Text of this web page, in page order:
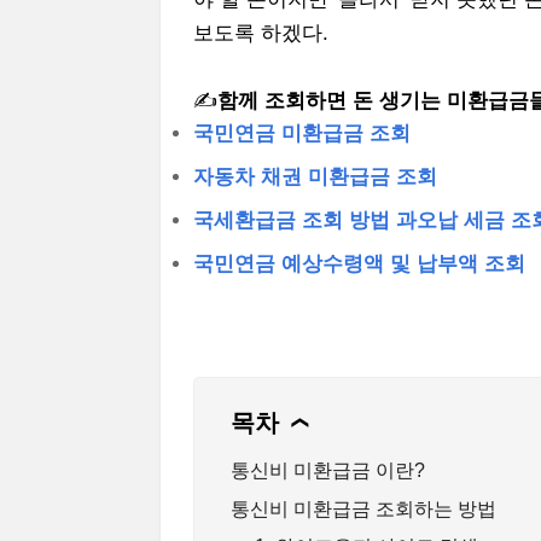
보도록 하겠다.
✍️함께 조회하면 돈 생기는 미환급금
국민연금 미환급금 조회
자동차 채권 미환급금 조회
국세환급금 조회 방법 과오납 세금 조
국민연금 예상수령액 및 납부액 조회
목차 ❯
통신비 미환급금 이란?
통신비 미환급금 조회하는 방법